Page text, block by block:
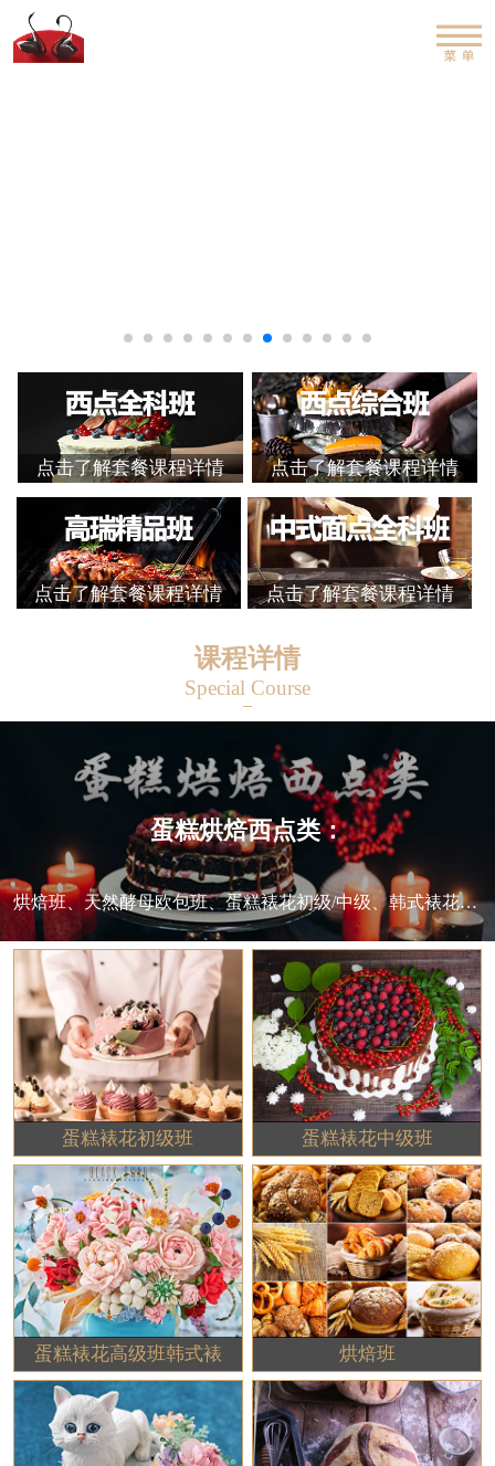
点击了解套餐课程详情 点击了解套餐课程详情
点击了解套餐课程详情 点击了解套餐课程详情
课程详情
Special Course
蛋糕烘焙西点类：
烘焙班、天然酵母欧包班、蛋糕裱花初级/中级、韩式裱花班、翻糖蛋糕班、法式甜点班、千层蛋糕班、日式甜点班等
蛋糕裱花初级班 蛋糕裱花中级班
蛋糕裱花高级班韩式裱 烘焙班